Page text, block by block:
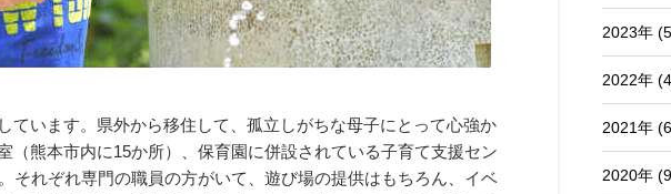
ています。県外から移住して、孤立しがちな母子にとって心強か
（熊本市内に15か所）、保育園に併設されている子育て支援セン
それぞれ専門の職員の方がいて、遊び場の提供はもちろん、イベ
2023年
2022年
2021年
2020年